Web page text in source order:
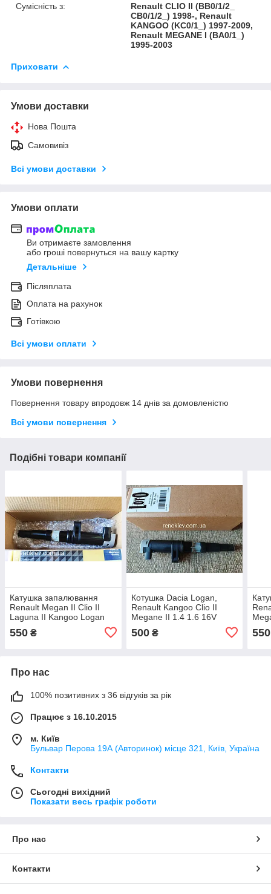
Сумісність з:
Renault CLIO II (BB0/1/2_
CB0/1/2_) 1998-, Renault
KANGOO (KC0/1_) 1997-2009,
Renault MEGANE I (BA0/1_)
1995-2003
Приховати
Умови доставки
Нова Пошта
Самовивіз
Всі умови доставки
Умови оплати
Ви отримаєте замовлення
або гроші повернуться на вашу картку
Детальніше
Післяплата
Оплата на рахунок
Готівкою
Всі умови оплати
Умови повернення
Повернення товару впродовж 14 днів за домовленістю
Всі умови повернення
Подібні товари компанії
Катушка запалювання
Renault Megan II Clio II
Laguna II Kangoo Logan
550 ₴
Котушка Dacia Logan,
Renault Kangoo Clio II
Megane II 1.4 1.6 16V
500₴ 550
Про нас
100% позитивних з 36 відгуків за рік
Працює з 16.10.2015
м. Київ
Бульвар Перова 19А (Авторинок) місце 321, Київ, Україна
Контакти
Сьогодні вихідний
Показати весь графік роботи
Про нас
Контакти